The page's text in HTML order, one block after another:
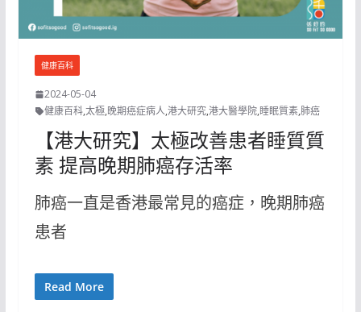
健康百科
2024-05-04
健康百科,太極,晚期癌症病人,港大研究,港大醫學院,睡眠質素,肺癌
【港大研究】太極改善患者睡質質
素 提高晚期肺癌存活率
肺癌一直是香港最常見的癌症，晚期肺癌
患者
Read More